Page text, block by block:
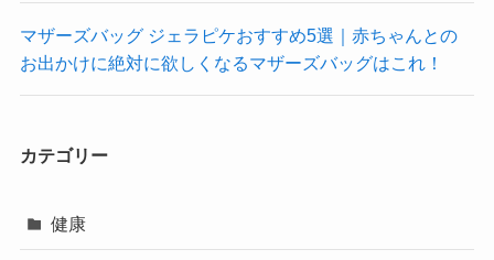
マザーズバッグ ジェラピケおすすめ5選｜赤ちゃんとの
お出かけに絶対に欲しくなるマザーズバッグはこれ！
カテゴリー
健康